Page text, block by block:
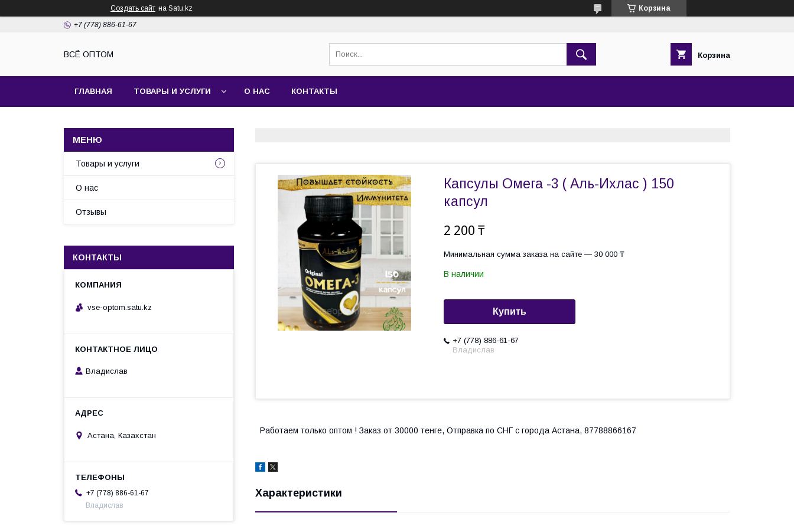
Создать сайт на Satu.kz Корзина
+7 (778) 886-61-67
ВСЁ ОПТОМ Корзина
ГЛАВНАЯ ТОВАРЫ И УСЛУГИ О НАС КОНТАКТЫ
Капсулы Омега -3 ( Аль-Ихлас ) 150
капсул
2 200 ₸
Минимальная сумма заказа на сайте — 30 000 ₸
В наличии
Купить
+7 (778) 886-61-67
Владислав
Работаем только оптом ! Заказ от 30000 тенге, Отправка по СНГ с города Астана, 87788866167
Характеристики
Товары и услуги
О нас
Отзывы
КОНТАКТЫ
vse-optom.satu.kz
Владислав
Астана, Казахстан
+7 (778) 886-61-67
Владислав